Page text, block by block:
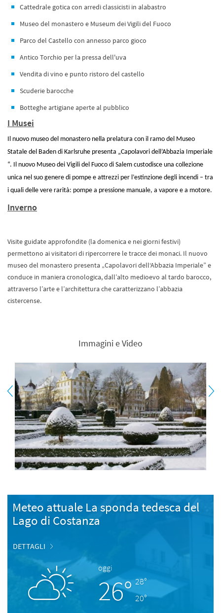
Cattedrale gotica con arredi classicisti in alabastro
Museo del monastero e Museum dei Vigili del Fuoco
Parco del Castello con annesso parco gioco
Antico Torchio per la pressa dell'uva
Vendita di vino e punto ristoro del castello
Scuderie barocche
Botteghe artigiane aperte al pubblico
I Musei
Il nuovo museo del monastero nella prelatura con il ramo del Museo
Statale del Baden di Karlsruhe presenta „Capolavori dell’Abbazia Imperiale
“. Il nuovo Museo dei Vigili del Fuoco di Salem custodisce una collezione
unica nel suo genere di pompe e attrezzi per l’estinzione degli incendi – tra
i quali delle vere rarità: pompe a pressione manuale, a vapore e a motore.
Inverno
Visite guidate approfondite (la domenica e nei giorni festivi)
permettono ai visitatori di ripercorrere le tracce dei monaci. Il nuovo
museo del monastero presenta „Capolavori dell‘Abbazia Imperiale” e
conduce in maniera cronologica, dall’alto medioevo al tardo barocco,
attraverso l’arte e l’architettura che caratterizzano l’abbazia
cistercense.
Immagini e Video
Meteo attuale La sponda tedesca del
Lago di Costanza
DETTAGLI
oggi
26° 28°
20°